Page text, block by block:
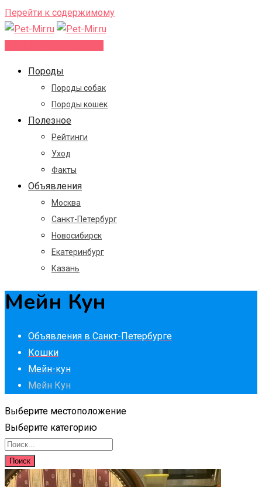
Перейти к содержимому
Породы
Породы собак
Породы кошек
Полезное
Рейтинги
Уход
Факты
Объявления
Москва
Санкт-Петербург
Новосибирск
Екатеринбург
Казань
Мейн Кун
Объявления в Санкт-Петербурге
Кошки
Мейн-кун
Мейн Кун
Выберите местоположение
Выберите категорию
Поиск